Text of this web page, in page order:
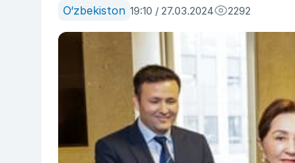
O‘zbekiston 19:10 / 27.03.2024 2292